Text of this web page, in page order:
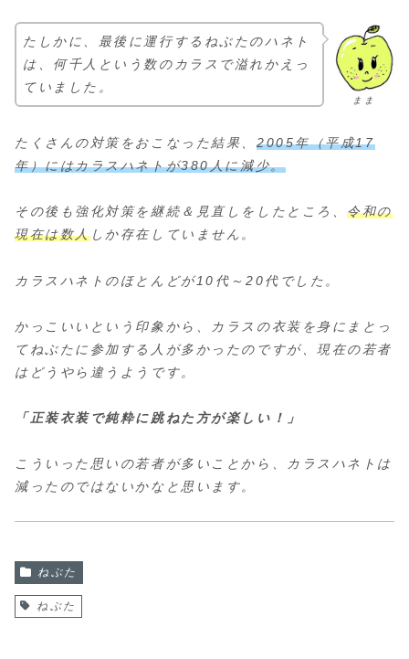
まま
たしかに、最後に運行するねぶたのハネト
は、何千人という数のカラスで溢れかえっ
ていました。
たくさんの対策をおこなった結果、 2005年（平成17
年）にはカラスハネトが380人に減少。
その後も強化対策を継続＆見直しをしたところ、令和の
現在は数人しか存在していません。
カラスハネトのほとんどが10代～20代でした。
かっこいいという印象から、カラスの衣装を身にまとっ
てねぶたに参加する人が多かったのですが、現在の若者
はどうやら違うようです。
「正装衣装で純粋に跳ねた方が楽しい！」
こういった思いの若者が多いことから、カラスハネトは
減ったのではないかなと思います。
ねぶた
ねぶた